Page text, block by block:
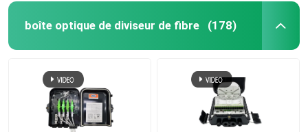
WDM CWDM DWDM
Module de SFP
boîte optique de diviseur de fibre (178)